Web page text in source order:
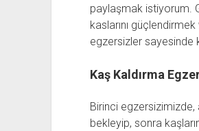
paylaşmak istiyorum.
kaslarını
egzersizler sayesinde
Kaş Kaldırma
Birinci egzersizimizde,
bekleyip, sonra